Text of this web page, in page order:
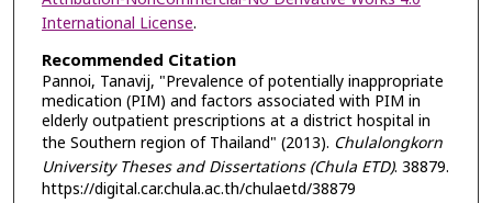
International License.
Recommended Citation
Pannoi, Tanavij, "Prevalence of potentially inappropriate
medication (PIM) and factors associated with PIM in
elderly outpatient prescriptions at a district hospital in
the Southern region of Thailand" (2013). Chulalongkorn
University Theses and Dissertations (Chula ETD). 38879.
https://digital.car.chula.ac.th/chulaetd/38879